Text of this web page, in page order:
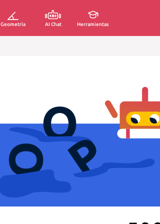
Geometría AI Chat Herramientas